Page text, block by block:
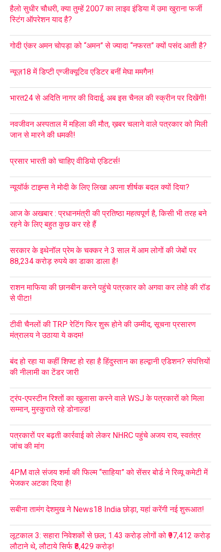
हैलो सुधीर चौधरी, क्या तुम्हें 2007 का लाइव इंडिया में उमा खुराना फर्जी
स्टिंग ऑपरेशन याद है?
गोदी एंकर अमन चोपड़ा को “अमन” से ज्यादा “नफरत” क्यों पसंद आती है?
न्यूज़18 में डिप्टी एग्जीक्यूटिव एडिटर बनीं मेघा ममगैन!
भारत24 से अदिति नागर की विदाई, अब इस चैनल की स्क्रीन पर दिखेंगी!
नवजीवन अस्पताल में महिला की मौत, ख़बर चलाने वाले पत्रकार को मिली
जान से मारने की धमकी!
प्रसार भारती को चाहिए वीडियो एडिटर्स!
न्यूयॉर्क टाइम्स ने मोदी के लिए लिखा अपना शीर्षक बदल क्यों दिया?
आज के अखबार : प्रधानमंत्री की प्रतिष्ठा महत्वपूर्ण है, किसी भी तरह बने
रहने के लिए बहुत कुछ कर रहे हैं
सरकार के इथेनॉल प्रेम के चक्कर ने 3 साल में आम लोगों की जेबों पर
88,234 करोड़ रुपये का डाका डाला है!
राशन माफिया की छानबीन करने पहुंचे पत्रकार को अगवा कर लोहे की रॉड
से पीटा!
टीवी चैनलों की TRP रेटिंग फिर शुरू होने की उम्मीद, सूचना प्रसारण
मंत्रालय ने उठाया ये कदम!
बंद हो रहा या कहीं शिफ्ट हो रहा है हिंदुस्तान का हल्द्वानी एडिशन? संपत्तियों
की नीलामी का टेंडर जारी
ट्रंप-एपस्टीन रिश्तों का खुलासा करने वाले WSJ के पत्रकारों को मिला
सम्मान, मुस्कुराते रहे डोनाल्ड!
पत्रकारों पर बढ़ती कार्रवाई को लेकर NHRC पहुंचे अजय राय, स्वतंत्र
जांच की मांग
4PM वाले संजय शर्मा की फिल्म “साहिया” को सेंसर बोर्ड ने रिव्यू कमेटी में
भेजकर अटका दिया है!
सबीना तामंग देशमुख ने News18 India छोड़ा, यहां करेंगी नई शुरूआत!
लूटकाल 3: सहारा निवेशकों से छल; 1.43 करोड़ लोगों को ₹97,412 करोड़
लौटाने थे, लौटाये सिर्फ ₹8,429 करोड़!